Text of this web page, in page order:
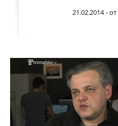
21.02.2014 - от